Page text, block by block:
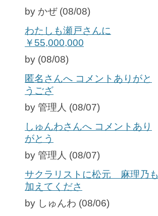
by かぜ (08/08)
わたしも瀬戸さんに
￥55,000,000
by (08/08)
匿名さんへ コメントありがと
うござ
by 管理人 (08/07)
しゅんわさんへ コメントあり
がとう
by 管理人 (08/07)
サクラリストに松元 麻理乃も
加えてくださ
by しゅんわ (08/06)